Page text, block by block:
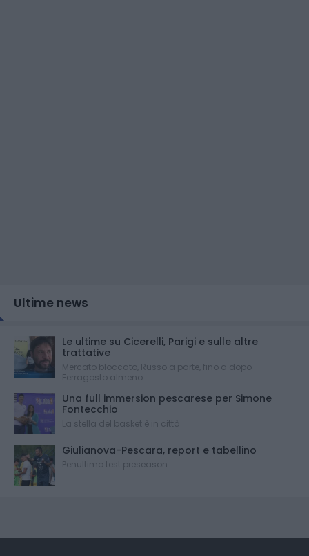
Ultime news
Le ultime su Cicerelli, Parigi e sulle altre
trattative
Mercato bloccato, Russo a parte, fino a dopo
Ferragosto almeno
Una full immersion pescarese per Simone
Fontecchio
La stella del basket è in città
Giulianova-Pescara, report e tabellino
Penultimo test preseason